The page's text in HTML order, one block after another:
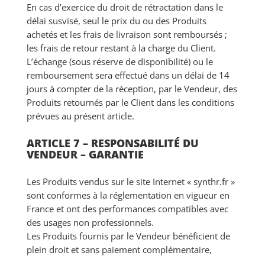
En cas d’exercice du droit de rétractation dans le
délai susvisé, seul le prix du ou des Produits
achetés et les frais de livraison sont remboursés ;
les frais de retour restant à la charge du Client.
L’échange (sous réserve de disponibilité) ou le
remboursement sera effectué dans un délai de 14
jours à compter de la réception, par le Vendeur, des
Produits retournés par le Client dans les conditions
prévues au présent article.
ARTICLE 7 – RESPONSABILITÉ DU
VENDEUR – GARANTIE
Les Produits vendus sur le site Internet « synthr.fr »
sont conformes à la réglementation en vigueur en
France et ont des performances compatibles avec
des usages non professionnels.
Les Produits fournis par le Vendeur bénéficient de
plein droit et sans paiement complémentaire,